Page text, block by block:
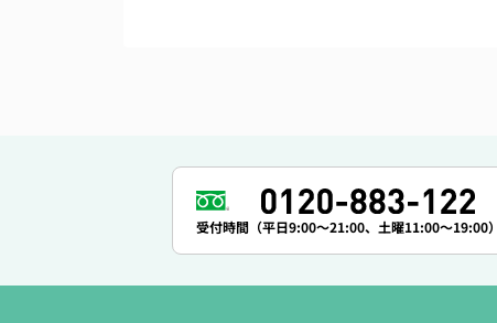
受付時間（平日9:00～21:00、土曜11:00～19:00）